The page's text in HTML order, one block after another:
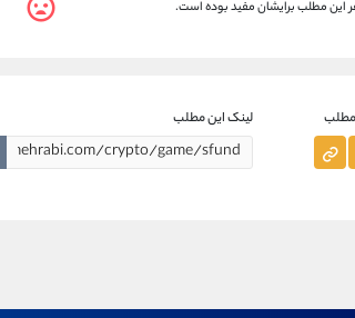
این مطلب برایشان مفید بوده است.
مطلب لینک این مطلب